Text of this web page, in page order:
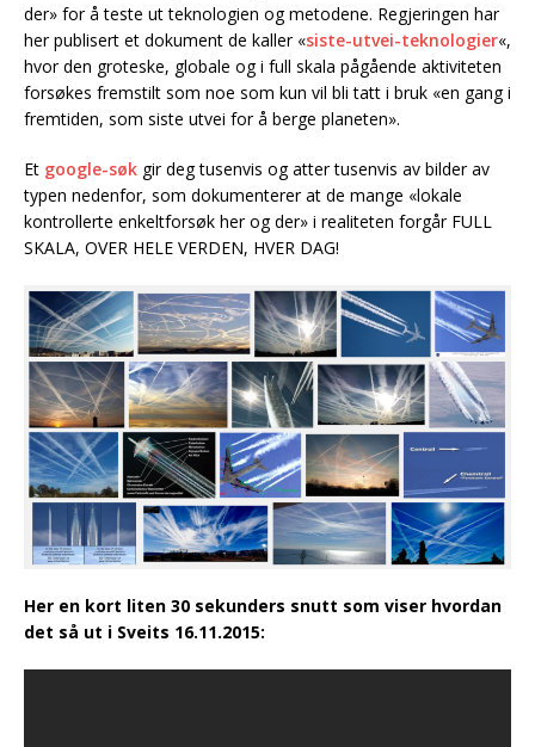
der» for å teste ut teknologien og metodene. Regjeringen har
her publisert et dokument de kaller «siste-utvei-teknologier«,
hvor den groteske, globale og i full skala pågående aktiviteten
forsøkes fremstilt som noe som kun vil bli tatt i bruk «en gang i
fremtiden, som siste utvei for å berge planeten».
Et google-søk gir deg tusenvis og atter tusenvis av bilder av
typen nedenfor, som dokumenterer at de mange «lokale
kontrollerte enkeltforsøk her og der» i realiteten forgår FULL
SKALA, OVER HELE VERDEN, HVER DAG!
Her en kort liten 30 sekunders snutt som viser hvordan
det så ut i Sveits 16.11.2015: